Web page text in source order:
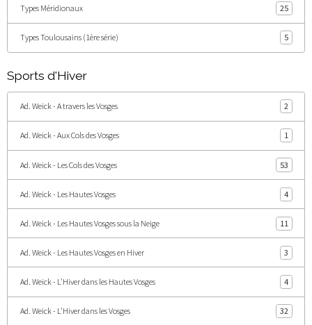
Types Méridionaux 25
Types Toulousains (1ère série) 5
Sports d'Hiver
Ad. Weick - A travers les Vosges 2
Ad. Weick - Aux Cols des Vosges 1
Ad. Weick - Les Cols des Vosges 53
Ad. Weick - Les Hautes Vosges 4
Ad. Weick - Les Hautes Vosges sous la Neige 11
Ad. Weick - Les Hautes Vosges en Hiver 3
Ad. Weick - L'Hiver dans les Hautes Vosges 4
Ad. Weick - L'Hiver dans les Vosges 32